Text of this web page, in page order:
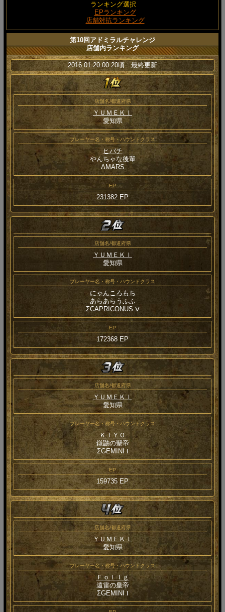
ランキング選択
EPランキング
店舗対抗ランキング
第10回アドミラルチャレンジ
店舗内ランキング
2016.01.20 00:20頃 最終更新
店舗名/都道府県
ＹＵＭＥＫＩ
愛知県
プレーヤー名・称号・ハウンドクラス
ヒバチ
やんちゃな後輩
ΔMARS
EP
231382 EP
店舗名/都道府県
ＹＵＭＥＫＩ
愛知県
プレーヤー名・称号・ハウンドクラス
にゃんころもち
あらあらうふふ
ΣCAPRICONUS Ⅴ
EP
172368 EP
店舗名/都道府県
ＹＵＭＥＫＩ
愛知県
プレーヤー名・称号・ハウンドクラス
ＫＩＹＯ
鎌鼬の聖帝
ΣGEMINI Ⅰ
EP
159735 EP
店舗名/都道府県
ＹＵＭＥＫＩ
愛知県
プレーヤー名・称号・ハウンドクラス
Ｆｏｌｌｇ
遠雷の皇帝
ΣGEMINI Ⅰ